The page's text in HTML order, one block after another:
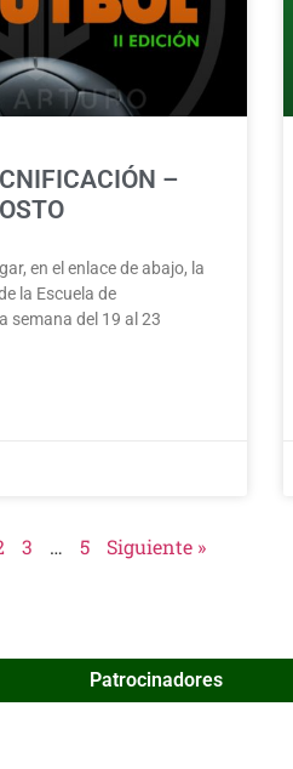
–
en el enlace de abajo, la
la Escuela de
semana del 19 al 23
3 … 5 Siguiente »
Patrocinadores